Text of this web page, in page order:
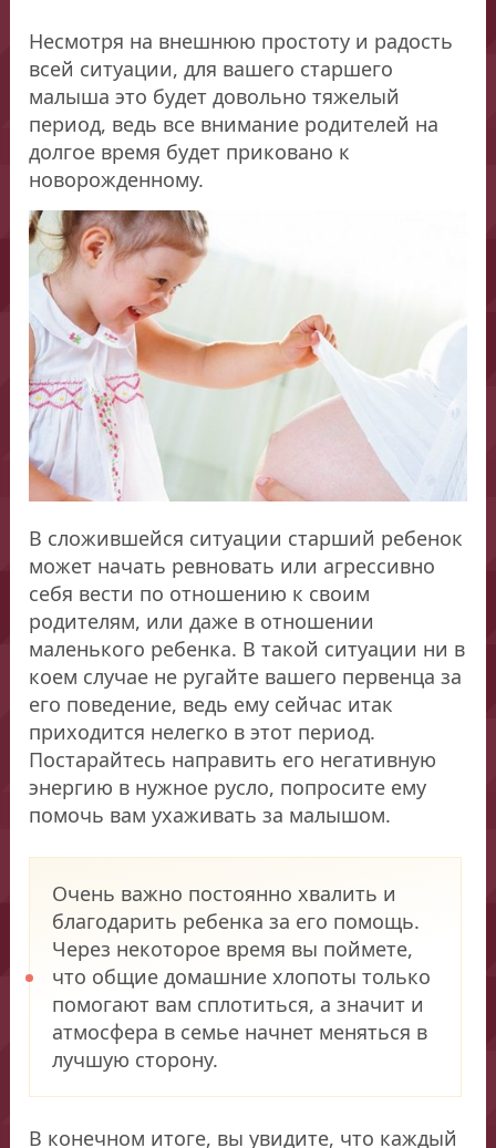
Несмотря на внешнюю простоту и радость
всей ситуации, для вашего старшего
малыша это будет довольно тяжелый
период, ведь все внимание родителей на
долгое время будет приковано к
новорожденному.
В сложившейся ситуации старший ребенок
может начать ревновать или агрессивно
себя вести по отношению к своим
родителям, или даже в отношении
маленького ребенка. В такой ситуации ни в
коем случае не ругайте вашего первенца за
его поведение, ведь ему сейчас итак
приходится нелегко в этот период.
Постарайтесь направить его негативную
энергию в нужное русло, попросите ему
помочь вам ухаживать за малышом.
Очень важно постоянно хвалить и
благодарить ребенка за его помощь.
Через некоторое время вы поймете,
что общие домашние хлопоты только
помогают вам сплотиться, а значит и
атмосфера в семье начнет меняться в
лучшую сторону.
В конечном итоге, вы увидите, что каждый